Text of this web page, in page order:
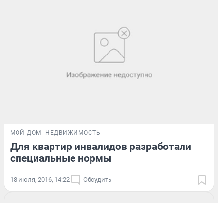
МОЙ ДОМ НЕДВИЖИМОСТЬ
Для квартир инвалидов разработали
специальные нормы
18 июля, 2016, 14:22 Обсудить